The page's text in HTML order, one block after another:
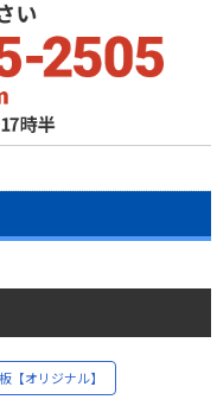
【オリジナル】